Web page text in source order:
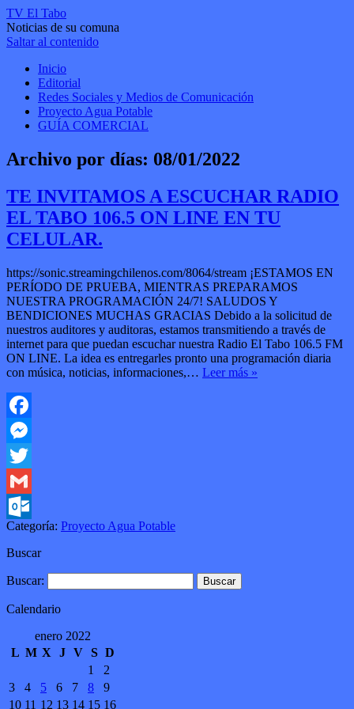
TV El Tabo
Noticias de su comuna
Saltar al contenido
Inicio
Editorial
Redes Sociales y Medios de Comunicación
Proyecto Agua Potable
GUÍA COMERCIAL
Archivo por días: 08/01/2022
TE INVITAMOS A ESCUCHAR RADIO
EL TABO 106.5 ON LINE EN TU
CELULAR.
https://sonic.streamingchilenos.com/8064/stream ¡ESTAMOS EN
PERÍODO DE PRUEBA, MIENTRAS PREPARAMOS
NUESTRA PROGRAMACIÓN 24/7! SALUDOS Y
BENDICIONES MUCHAS GRACIAS Debido a la solicitud de
nuestros auditores y auditoras, estamos transmitiendo a través de
internet para que puedan escuchar nuestra Radio El Tabo 106.5 FM
ON LINE. La idea es entregarles pronto una programación diaria
con música, noticias, informaciones,… Leer más »
Facebook
Messenger
Twitter
Gmail
Outlook.com
Categoría: Proyecto Agua Potable
Buscar
Buscar:
Calendario
enero 2022
L M X J V S D
1
2
3
4 5 6 7 8
9
10 11 12 13 14 15 16